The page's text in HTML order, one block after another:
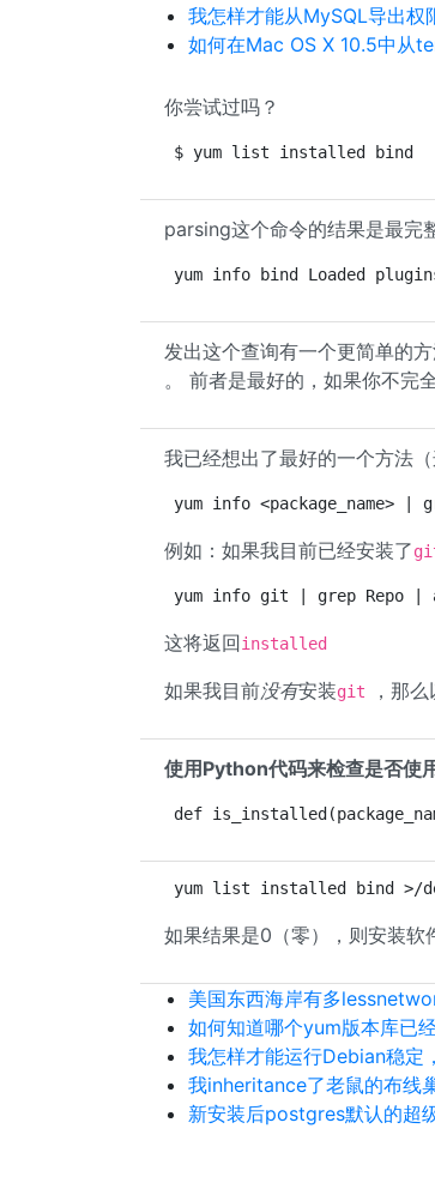
我怎样才能从MySQL导出权
如何在Mac OS X 10.5中从
你尝试过吗？
$ yum list installed bind
parsing这个命令的结果是最完
yum info bind Loaded
发出这个查询有一个更简单的方
。 前者是最好的，如果你不完
我已经想出了最好的一个方法
yum info
例如：如果我目前已经安装了
yum info git | grep Repo
这将返回installed
如果我目前没有安装git ，那
使用Python代码来检查是否使
def
yum list installed bind >/
如果结果是0（零），则安装软
美国东西海岸有多
如何知道哪个yum版本库已
我怎样才能运行Debian稳定
我inheritance了老鼠的布线
新安装后postgres默认的超